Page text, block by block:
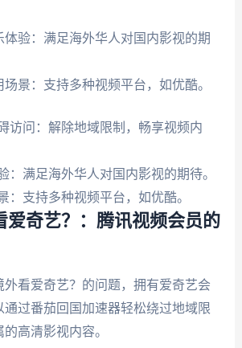
体验：满足海外华人对国内影视的期
场景：支持多种视频平台，如优酷。
访问：解除地域限制，畅享视频内
：满足海外华人对国内影视的期待。
：支持多种视频平台，如优酷。
爱奇艺？：腾讯视频会员的
外看爱奇艺？的问题，拥有爱奇艺会
通过番茄回国加速器轻松绕过地域限
高清影视内容。